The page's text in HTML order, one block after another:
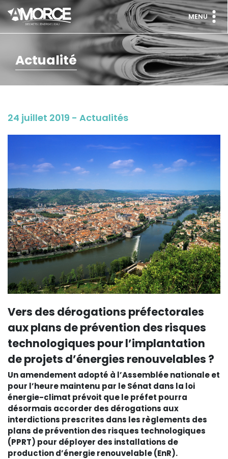
MENU
Actualité
24 juillet 2019 - Actualités
Vers des dérogations préfectorales
aux plans de prévention des risques
technologiques pour l’implantation
de projets d’énergies renouvelables ?
Un amendement adopté à l’Assemblée nationale et
pour l’heure maintenu par le Sénat dans la loi
énergie-climat prévoit que le préfet pourra
désormais accorder des dérogations aux
interdictions prescrites dans les règlements des
plans de prévention des risques technologiques
(PPRT) pour déployer des installations de
production d’énergie renouvelable (EnR).